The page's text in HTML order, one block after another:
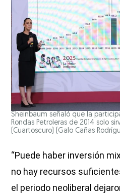
Sheinbaum señaló que la
Rondas Petroleras de 2014 solo
(Cuartoscuro)
(Galo Cañas
“Puede haber inversión
no hay recursos
el periodo neoliberal